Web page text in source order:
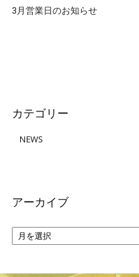
3月営業日のお知らせ
カテゴリー
NEWS
アーカイブ
ア
ー